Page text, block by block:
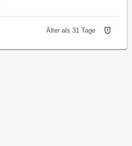
Älter als 31 Tage